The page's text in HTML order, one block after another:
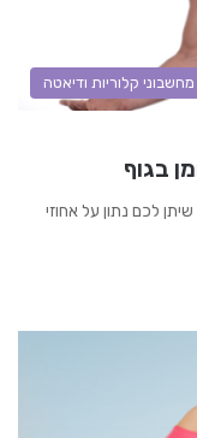
מחשבוני קלוריות ודיאטה
בגוף
לכם נתון על אחוזי